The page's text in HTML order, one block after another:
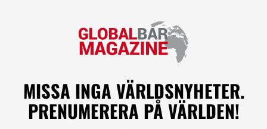
MISSA INGA VÄRLDSNYHETER.
PRENUMERERA PÅ VÄRLDEN!